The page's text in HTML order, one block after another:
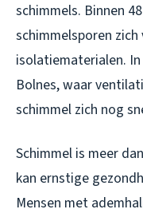
schimmels. Binnen
schimmelsporen
isolatiematerialen.
Bolnes, waar
schimmel zich nog
Schimmel is meer
kan ernstige
Mensen met